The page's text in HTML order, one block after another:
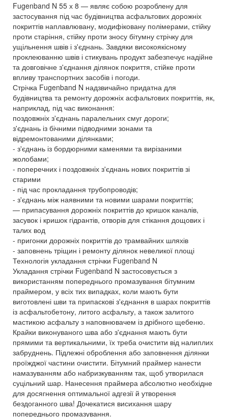
Fugenband N 55 х 8 — являє собою розроблену для
застосування під час будівництва асфальтових дорожніх
покриттів наплавлювану, модифіковану полімерами, стійку
проти старіння, стійку проти зносу бітумну стрічку для
ущільнення швів і з'єднань. Завдяки високоякісному
проклеюванню швів і стикувань продукт забезпечує надійне
та довговічне з'єднання ділянок покриття, стійке проти
впливу транспортних засобів і погоди.
Стрічка Fugenband N надзвичайно придатна для
будівництва та ремонту дорожніх асфальтових покриттів, як,
наприклад, під час виконання:
поздовжніх з'єднань паралельних смуг дороги;
з'єднань із бічними підводними зонами та
відремонтованими ділянками;
- з'єднань із бордюрними каменями та вирізаними
жолобами;
- поперечних і поздовжніх з'єднань нових покриттів зі
старими
- під час прокладання трубопроводів;
- з'єднань між наявними та новими шарами покриттів;
— припасування дорожніх покриттів до кришок каналів,
засувок і кришок гідрантів, отворів для стікання дощових і
талих вод
- пригонки дорожніх покриттів до трамвайних шляхів
- заповнень тріщин і ремонту ділянок невеликої площі
Технологія укладання стрічки Fugenband N
Укладання стрічки Fugenband N застосовується з
використанням попереднього промазування бітумним
праймером, у всіх тих випадках, коли мають бути
виготовлені шви та припаскові з'єднання в шарах покриттів
із асфальтобетону, литого асфальту, а також залитого
мастикою асфальту з наповнювачем із дрібного щебеню.
Крайки виконуваного шва або з'єднання мають бути
прямими та вертикальними, їх треба очистити від налиплих
забруднень. Підлежні оброблення або заповнення ділянки
проїжджої частини очистити. Бітумний праймер нанести
намазуванням або набризкуванням так, щоб утворилася
суцільний шар. Нанесення праймера абсолютно необхідне
для досягнення оптимальної адгезії й утворення
бездоганного шва! Дочекатися висихання шару
попереднього промазування.